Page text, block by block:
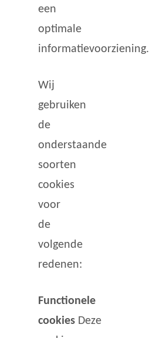
een
optimale
informatievoorziening.
Wij
gebruiken
de
onderstaande
soorten
cookies
voor
de
volgende
redenen:
Functionele
cookies Deze